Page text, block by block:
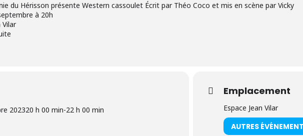
du Hérisson présente Western cassoulet Écrit par Théo Coco et mis en scène par Vicky
à 20h
Vilar
202320 h 00 min-22 h 00 min
Emplacement
Espace Jean Vilar
AUTRES